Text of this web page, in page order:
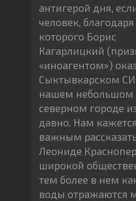
антигерой дня,
человек,
которого Борис
Кагарлицкий
«иноагентом»)
Сыктывкарском
нашем небольшом
северном городе
давно. Нам кажется
важным
Леониде
широкой
тем более в нем
воды отражаются